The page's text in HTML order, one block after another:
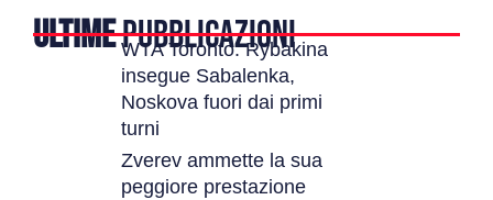
ULTIMEPUBBLICAZIONI
WTA Toronto: Rybakina
insegue Sabalenka,
Noskova fuori dai primi
turni
Zverev ammette la sua
peggiore prestazione